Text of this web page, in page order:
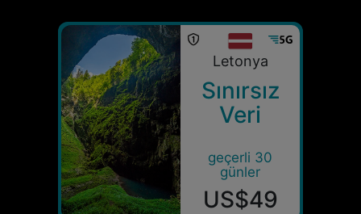
Letonya
Sınırsız
Veri
geçerli 30
günler
US$49